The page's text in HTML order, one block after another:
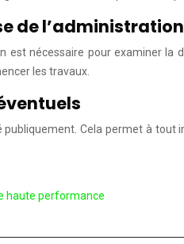
de l’administration
est nécessaire pour examiner
les travaux.
Cela permet à
haute performance